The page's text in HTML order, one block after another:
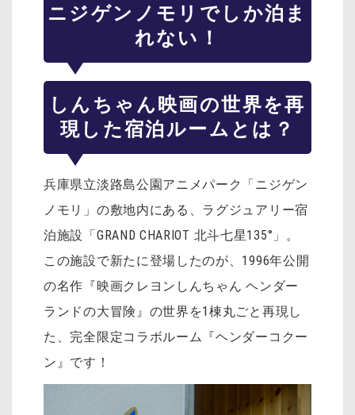
ニジゲンノモリでしか泊ま
れない！
しんちゃん映画の世界を再
現した宿泊ルームとは？
兵庫県立淡路島公園アニメパーク「ニジゲン
ノモリ」の敷地内にある、ラグジュアリー宿
泊施設「GRAND CHARIOT 北斗七星135°」。
この施設で新たに登場したのが、1996年公開
の名作『映画クレヨンしんちゃん ヘンダー
ランドの大冒険』の世界を1棟丸ごと再現し
た、完全限定コラボルーム『ヘンダーコクー
ン』です！